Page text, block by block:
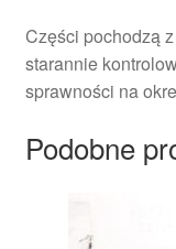
Części pochodzą
starannie
sprawności na
Podobne